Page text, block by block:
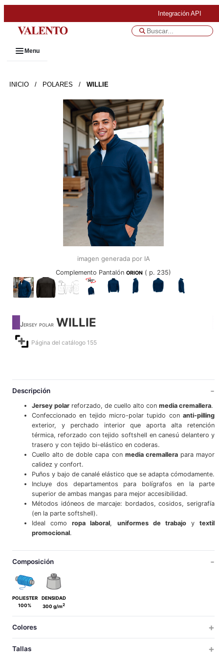
Integración API
Menu
INICIO / POLARES / WILLIE
imagen generada por IA
Complemento Pantalón ORION ( p. 235)
Jersey polar WILLIE
Página del catálogo 155
Descripción
Jersey polarreforzado, de cuello alto con media cremallera.
Confeccionado en tejido micro-polar tupido conanti-pilling
exterior, y perchado interior que aporta alta retención
térmica, reforzado con tejido softshell en canesú delantero y
trasero y con tejido bi-elástico en coderas.
Cuello alto de doble capa con media cremallerapara mayor
calidez y confort.
Puños y bajo de canalé elástico que se adapta cómodamente.
Incluye dos departamentos para bolígrafos en la parte
superior de ambas mangas para mejor accesibilidad.
Métodos idóneos de marcaje: bordados, cosidos, serigrafía
(en la parte softshell).
Ideal comoropa laboral, uniformes de trabajoytextil
promocional.
Composición
POLIESTER
100%
DENSIDAD
300 g/m2
Colores
Tallas